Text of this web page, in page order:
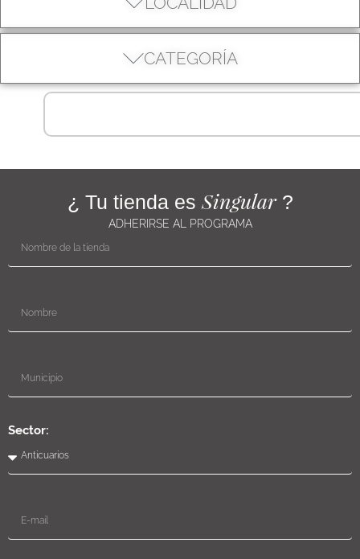
CATEGORÍA
¿ Tu tienda es Singular?
ADHERIRSE AL PROGRAMA
Sector: